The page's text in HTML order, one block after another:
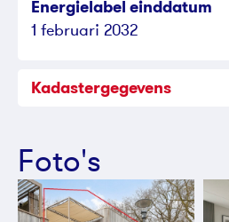
Energielabel einddatum
1 februari 2032
Kadastergegevens
Foto's